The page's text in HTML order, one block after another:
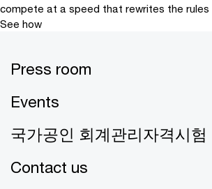
compete at a speed that rewrites the rules
See how
Press room
Events
국가공인 회계관리자격시험
Contact us